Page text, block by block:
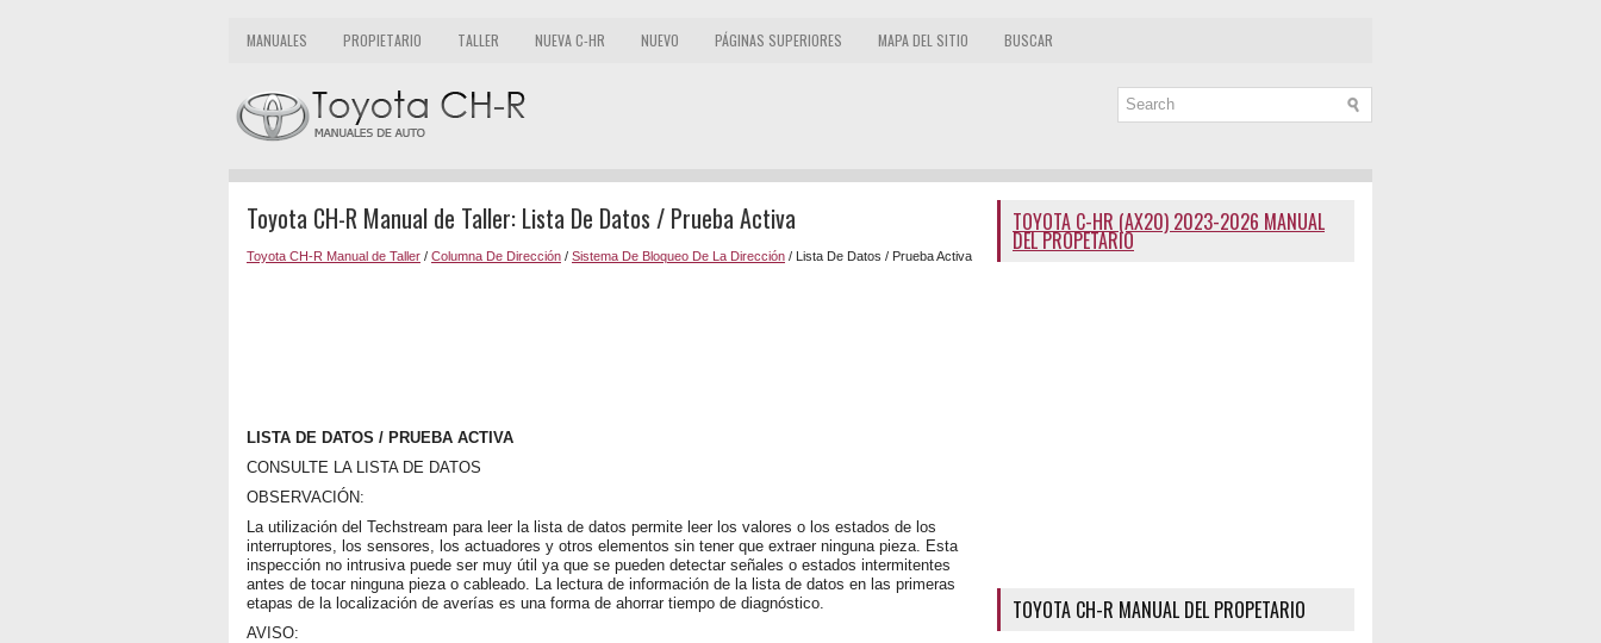
MANUALES PROPIETARIO TALLER NUEVA C-HR NUEVO PÁGINAS SUPERIORES MAPA DEL SITIO BUSCAR
Toyota CH-R Manual de Taller: Lista De Datos / Prueba Activa
Toyota CH-R Manual de Taller / Columna De Dirección / Sistema De Bloqueo De La Dirección / Lista De Datos / Prueba Activa
LISTA DE DATOS / PRUEBA ACTIVA
CONSULTE LA LISTA DE DATOS
OBSERVACIÓN:
La utilización del Techstream para leer la lista de datos permite leer los valores o los estados de los
interruptores, los sensores, los actuadores y otros elementos sin tener que extraer ninguna pieza. Esta
inspección no intrusiva puede ser muy útil ya que se pueden detectar señales o estados intermitentes
antes de tocar ninguna pieza o cableado. La lectura de información de la lista de datos en las primeras
etapas de la localización de averías es una forma de ahorrar tiempo de diagnóstico.
AVISO:
TOYOTA C-HR (AX20) 2023-2026 MANUAL
DEL PROPETARIO
TOYOTA CH-R MANUAL DEL PROPETARIO